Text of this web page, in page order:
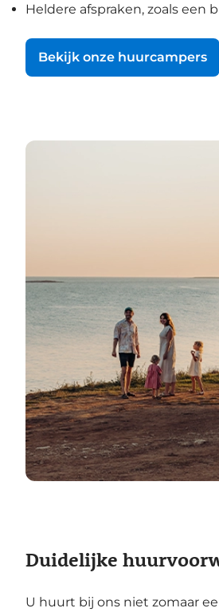
Heldere afspraken, zoals een
Bekijk onze huurcampers
Duidelijke
U huurt bij ons niet zomaar